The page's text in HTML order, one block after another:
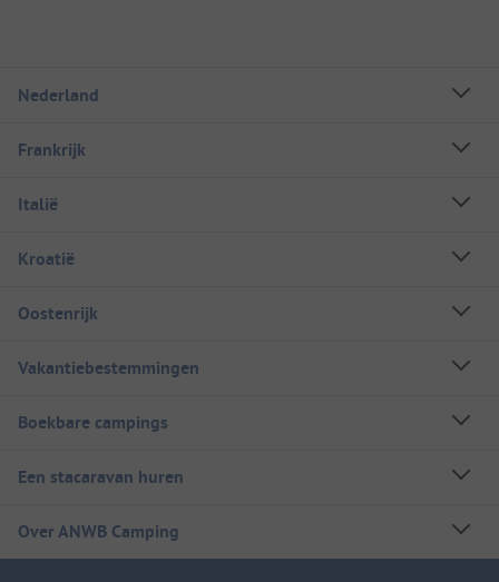
Nederland
Frankrijk
Italië
Kroatië
Oostenrijk
Vakantiebestemmingen
Boekbare campings
Een stacaravan huren
Over ANWB Camping